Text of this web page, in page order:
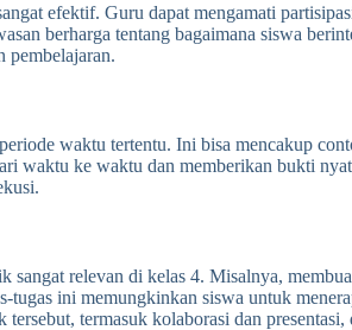
efektif. Guru dapat mengamati
berharga tentang bagaimana siswa
pembelajaran.
waktu tertentu. Ini bisa mencakup
waktu ke waktu dan memberikan bukti
relevan di kelas 4. Misalnya,
tugas ini memungkinkan siswa untuk
termasuk kolaborasi dan